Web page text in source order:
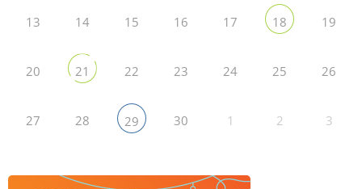
13 14 15 16 17 18 19
20 21 22 23 24 25 26
27 28 29 30 1 2 3